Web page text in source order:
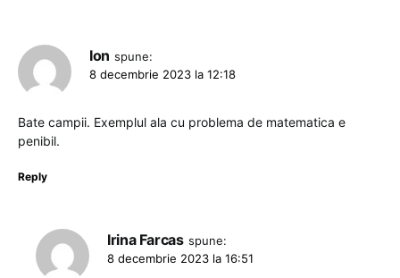
Ion spune:
8 decembrie 2023 la 12:18
Bate campii. Exemplul ala cu problema de matematica e
penibil.
Reply
Irina Farcas spune:
8 decembrie 2023 la 16:51